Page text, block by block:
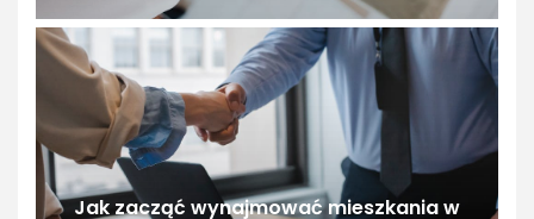
Jak zacząć wynajmować mieszkania w